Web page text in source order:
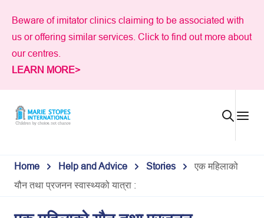
content
Beware of imitator clinics claiming to be associated with
us or offering similar services. Click to find out more about
our centres.
LEARN MORE>
Home Help and Advice Stories
एक महिलाको
यौन तथा प्रजनन स्वास्थ्यको यात्रा :